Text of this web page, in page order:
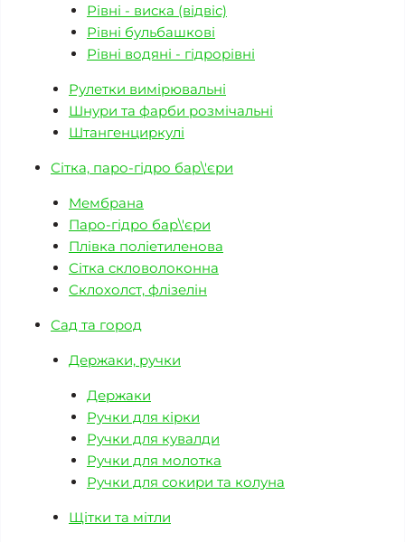
Рівні - виска (відвіс)
Рівні бульбашкові
Рівні водяні - гідрорівні
Рулетки вимірювальні
Шнури та фарби розмічальні
Штангенциркулі
Сітка, паро-гідро бар\'єри
Мембрана
Паро-гідро бар\'єри
Плівка поліетиленова
Сітка скловолоконна
Склохолст, флізелін
Сад та город
Держаки, ручки
Держаки
Ручки для кірки
Ручки для кувалди
Ручки для молотка
Ручки для сокири та колуна
Щітки та мітли